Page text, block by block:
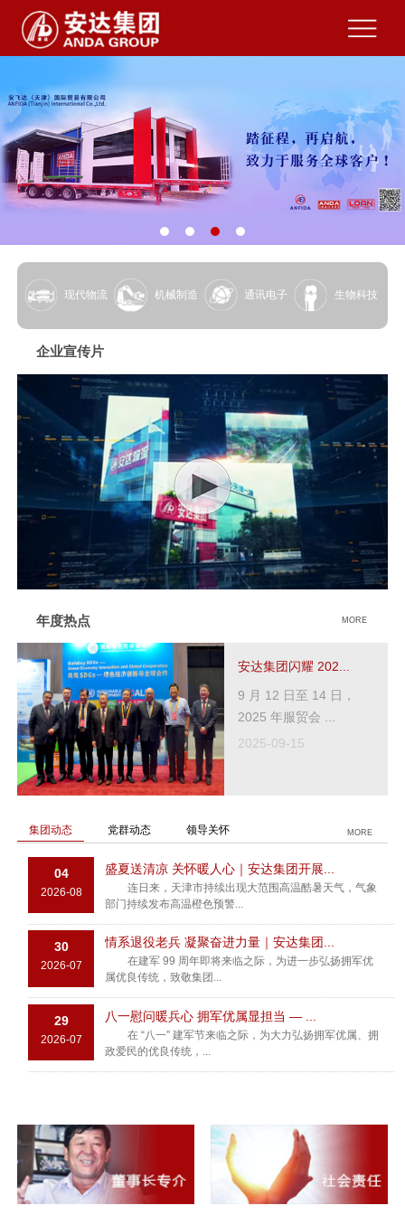
现代物流 机械制造 通讯电子 生物科技
企业宣传片
年度热点 MORE
安达集团闪耀 202...
9 月 12 日至 14 日，
2025 年服贸会 ...
2025-09-15
集团动态 党群动态 领导关怀 MORE
04
2026-08
盛夏送清凉 关怀暖人心｜安达集团开展...
连日来，天津市持续出现大范围高温酷暑天气，气象
部门持续发布高温橙色预警...
30
2026-07
情系退役老兵 凝聚奋进力量｜安达集团...
在建军 99 周年即将来临之际，为进一步弘扬拥军优
属优良传统，致敬集团...
29
2026-07
八一慰问暖兵心 拥军优属显担当 — ...
在 “八一” 建军节来临之际，为大力弘扬拥军优属、拥
政爱民的优良传统，...